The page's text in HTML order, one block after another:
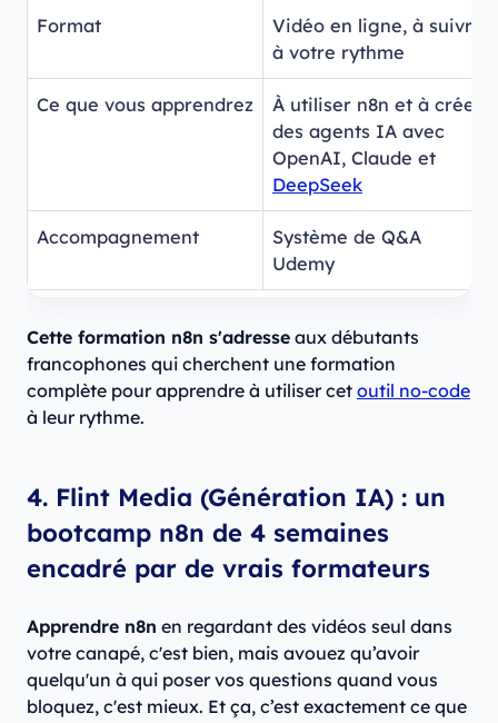
Format
Vidéo en ligne, à suivre
à votre rythme
Ce que vous apprendrez
À utiliser n8n et à créer
des agents IA avec
OpenAI, Claude et
DeepSeek
Accompagnement
Système de Q&A
Udemy
Cette formation n8n s'adresse aux débutants
francophones qui cherchent une formation
complète pour apprendre à utiliser cet outil no-code
à leur rythme.
4. Flint Media (Génération IA) : un
bootcamp n8n de 4 semaines
encadré par de vrais formateurs
Apprendre n8n en regardant des vidéos seul dans
votre canapé, c'est bien, mais avouez qu’avoir
quelqu'un à qui poser vos questions quand vous
bloquez, c'est mieux. Et ça, c’est exactement ce que